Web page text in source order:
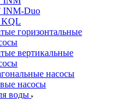
INM-Duo
KQL
горизонтальные
вертикальные
насосы
насосы
воды